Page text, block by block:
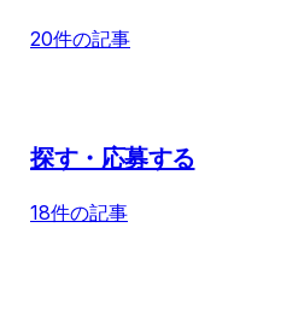
20件の記事
探す・応募する
18件の記事